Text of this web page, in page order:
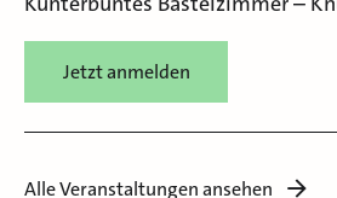
Jetzt anmelden
Alle Veranstaltungen ansehen